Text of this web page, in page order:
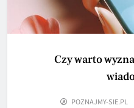
Czy warto
POZNAJMY-SIE.PL